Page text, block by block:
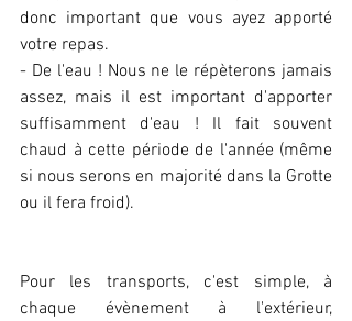
donc important que vous ayez apporté
votre repas.
- De l'eau ! Nous ne le répèterons jamais
assez, mais il est important d'apporter
suffisamment d'eau ! Il fait souvent
chaud à cette période de l'année (même
si nous serons en majorité dans la Grotte
ou il fera froid).
Pour les transports, c'est simple, à
chaque évènement à l'extérieur,